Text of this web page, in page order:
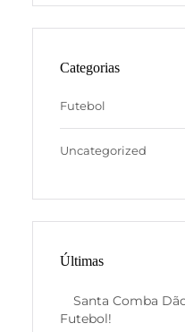
c
Categorias
Futebol
Uncategorized
Últimas
Santa Comba
Futebol!